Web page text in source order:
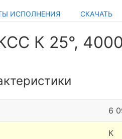
ИСПОЛНЕНИЯ СКАЧАТЬ
К 25°,
6
К